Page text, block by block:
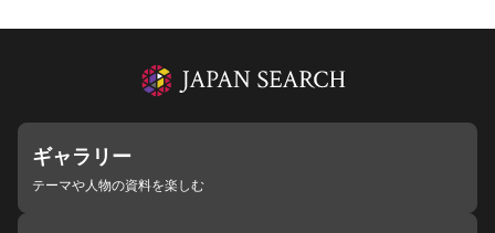
ギャラリー
テーマや人物の資料を楽しむ